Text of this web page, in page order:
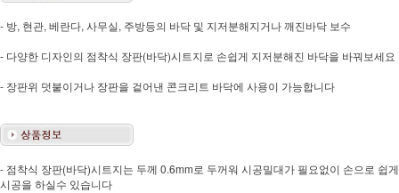
- 방, 현관, 베란다, 사무실, 주방등의 바닥 및 지저분해지거나 깨진바닥 보수
- 다양한 디자인의 점착식 장판(바닥)시트지로 손쉽게 지저분해진 바닥을 바꿔보세요
- 장판위 덧붙이거나 장판을 겉어낸 콘크리트 바닥에 사용이 가능합니다
- 점착식 장판(바닥)시트지는 두께 0.6mm로 두꺼워 시공밀대가 필요없이 손으로 쉽게
시공을 하실수 있습니다